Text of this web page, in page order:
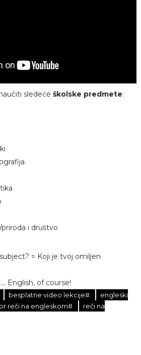
sledeće školske predmete:
i društvo
= Koji je tvoj omiljen
English, of course!
besplatne video lekcije#
engleski
reči na engleskom#
reči na